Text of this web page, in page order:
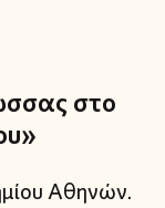
στο
Αθηνών.